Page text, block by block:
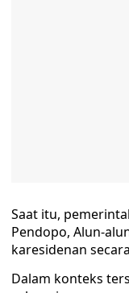
Saat itu,
Pendopo, Alun-
karesidenan
Dalam konteks